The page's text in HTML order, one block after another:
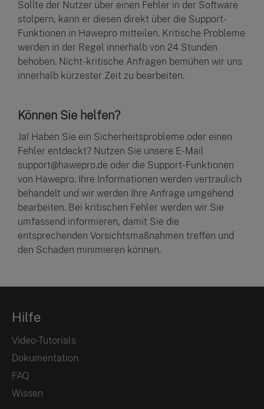
Sollte der Nutzer über einen Fehler in der Software
stolpern, kann er diesen direkt über die Support-
Funktionen in Hawepro mitteilen. Kritische Probleme
werden in der Regel innerhalb von 24 Stunden
behoben. Nicht-kritische Anfragen bemühen wir uns
innerhalb kürzester Zeit zu bearbeiten.
Können Sie helfen?
Ja! Haben Sie ein Sicherheitsprobleme oder einen
Fehler entdeckt? Nutzen Sie unsere E-Mail
support@hawepro.de oder die Support-Funktionen
von Hawepro. Ihre Informationen werden vertraulich
behandelt und wir werden Ihre Anfrage umgehend
bearbeiten. Bei kritischen Fehler werden wir Sie
umfassend informieren, damit Sie die
entsprechenden Vorsichtsmaßnahmen treffen und
den Schaden minimieren können.
Hilfe
Video-Tutorials
Dokumentation
FAQ
Wissen